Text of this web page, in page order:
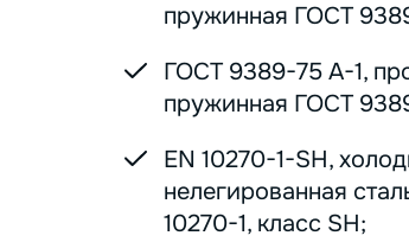
пружинная ГОСТ
ГОСТ 9389-75 А-1,
пружинная ГОСТ
EN 10270-1-SH,
нелегированная
10270-1, класс SH;